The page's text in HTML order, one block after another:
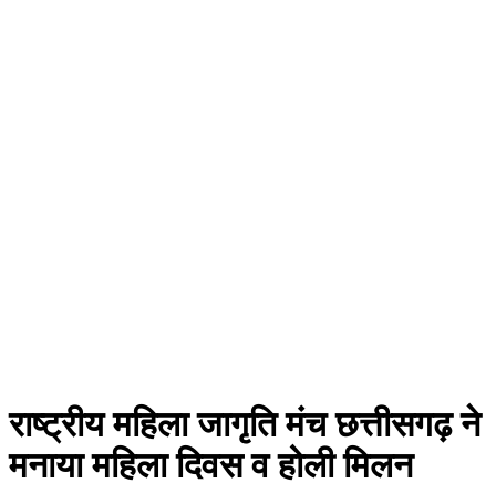
राष्ट्रीय महिला जागृति मंच छत्तीसगढ़ ने
मनाया महिला दिवस व होली मिलन